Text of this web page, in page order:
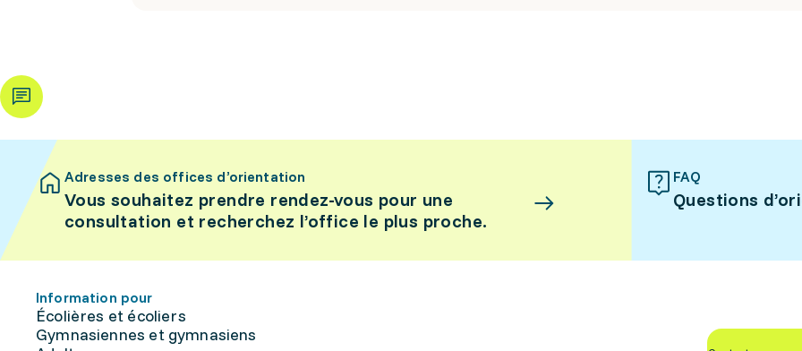
Adresses des offices d’orientation
Vous souhaitez prendre rendez-vous pour une
consultation et recherchez l’office le plus proche.
FAQ
Questions
Information pour
Écolières et écoliers
Gymnasiennes et gymnasiens